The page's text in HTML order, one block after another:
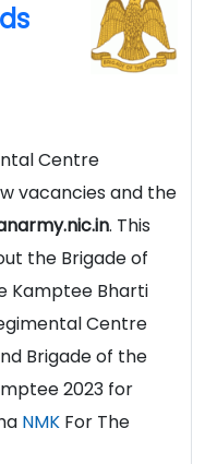
Centre
vacancies and the
. This
the Brigade of
Kamptee Bharti
Centre
Brigade of the
2023 for
NMK For The